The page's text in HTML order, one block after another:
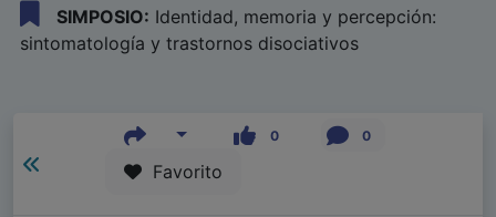
SIMPOSIO: Identidad, memoria y percepción:
sintomatología y trastornos disociativos
0 0
Favorito